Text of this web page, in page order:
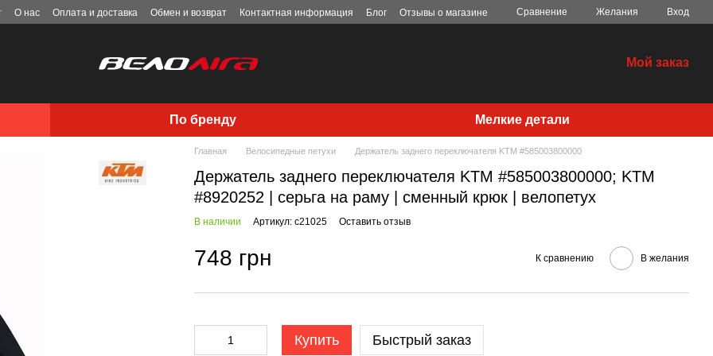
О нас Оплата и доставка Обмен и возврат Контактная информация Блог Отзывы о магазине Сравнение Желания Вход
Мой заказ
По бренду Мелкие детали
Главная Велосипедные петухи Держатель заднего переключателя KTM #585003800000
Держатель заднего переключателя KTM #585003800000; KTM
#8920252 | серьга на раму | сменный крюк | велопетух
В наличии Артикул: c21025 Оставить отзыв
748 грн К сравнению В желания
Купить Быстрый заказ